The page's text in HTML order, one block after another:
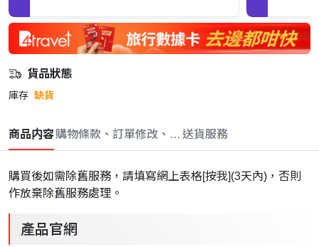
貨品狀態
庫存 缺貨
商品内容購物條款、訂單修改、取消與退款政策
送貨服務
購買後如需除舊服務，請填寫網上表格[按我](3天內)，否則
作放棄除舊服務處理。
產品官網